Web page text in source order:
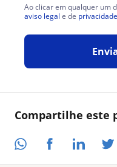
Compartilhe este
Ao clicar em qualquer um
aviso legal e de privacidade